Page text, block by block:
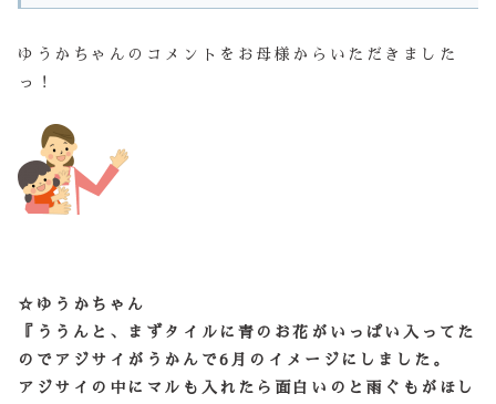
ゆうかちゃんのコメントをお母様からいただきました
っ！
☆ゆうかちゃん
『ううんと、まずタイルに青のお花がいっぱい入ってた
のでアジサイがうかんで6月のイメージにしました。
アジサイの中にマルも入れたら面白いのと雨ぐもがほし